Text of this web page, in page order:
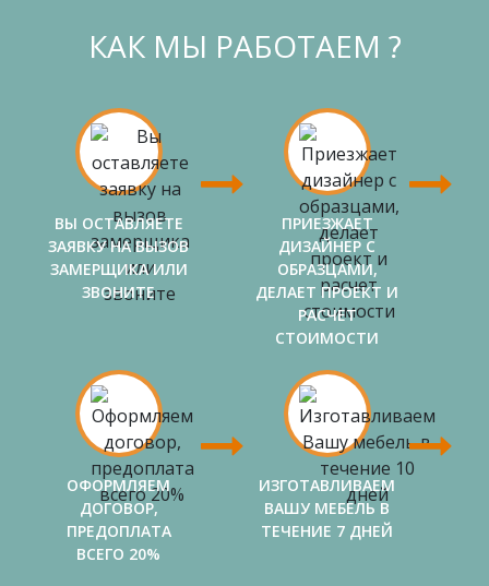
КАК МЫ РАБОТАЕМ ?
ВЫ ОСТАВЛЯЕТЕ
ЗАЯВКУ НА ВЫЗОВ
ЗАМЕРЩИКА ИЛИ
ЗВОНИТЕ
ПРИЕЗЖАЕТ
ДИЗАЙНЕР С
ОБРАЗЦАМИ,
ДЕЛАЕТ ПРОЕКТ И
РАСЧЕТ
СТОИМОСТИ
ОФОРМЛЯЕМ
ДОГОВОР,
ПРЕДОПЛАТА
ВСЕГО 20%
ИЗГОТАВЛИВАЕМ
ВАШУ МЕБЕЛЬ В
ТЕЧЕНИЕ 7 ДНЕЙ